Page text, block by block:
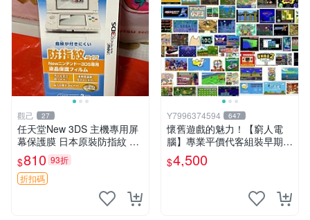
觀己 27
任天堂New 3DS 主機專用屏
幕保護膜 日本原裝防指紋 新
品未拆封 全新日本製保護膜
全螢幕防刮防指紋 屏保貼膜
$810 93折
折扣碼
Y7996374594 647
懷舊遊戲的魅力！【窮人電
腦】專業平價代客組裝早期W
indows98/95/DOS遊戲機---
專業首選！
$4,500